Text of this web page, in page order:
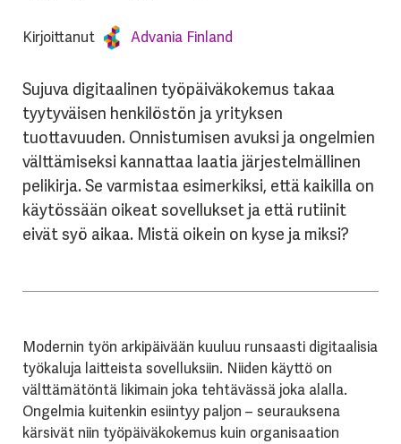
Kirjoittanut Advania Finland
Sujuva digitaalinen työpäiväkokemus takaa
tyytyväisen henkilöstön ja yrityksen
tuottavuuden. Onnistumisen avuksi ja ongelmien
välttämiseksi kannattaa laatia järjestelmällinen
pelikirja. Se varmistaa esimerkiksi, että kaikilla on
käytössään oikeat sovellukset ja että rutiinit
eivät syö aikaa. Mistä oikein on kyse ja miksi?
Modernin työn arkipäivään kuuluu runsaasti digitaalisia
työkaluja laitteista sovelluksiin. Niiden käyttö on
välttämätöntä likimain joka tehtävässä joka alalla.
Ongelmia kuitenkin esiintyy paljon – seurauksena
kärsivät niin työpäiväkokemus kuin organisaation